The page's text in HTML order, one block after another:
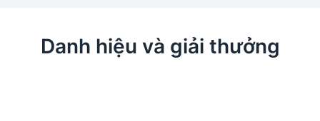
Danh hiệu và giải thưởng